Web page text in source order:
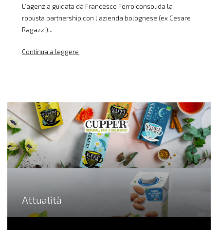
L’agenzia guidata da Francesco Ferro consolida la
robusta partnership con l’azienda bolognese (ex Cesare
Ragazzi)...
Continua a leggere
Attualità